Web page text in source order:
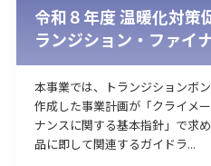
令和８年度 温暖化対策
ランジション・ファイ
本事業では、トランジションボ
作成した事業計画が「クライメ
ナンスに関する基本指針」で求
品に即して関連するガイドラ...